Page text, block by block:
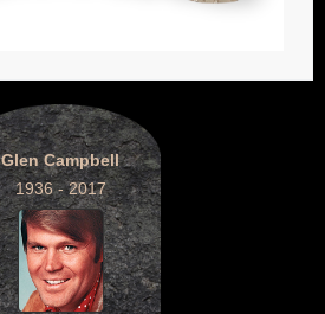
Glen Campbell
1936 - 2017